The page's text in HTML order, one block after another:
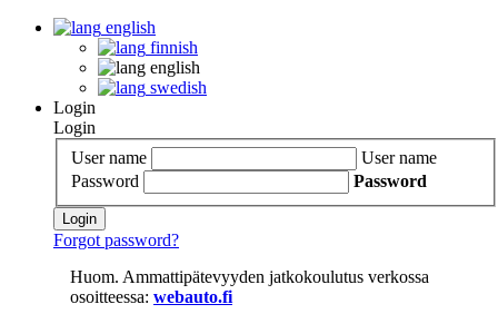
english
finnish
english
swedish
Login
Login
User name
User name
Password
Password
Login
Forgot password?
Huom. Ammattipätevyyden jatkokoulutus verkossa
osoitteessa: webauto.fi